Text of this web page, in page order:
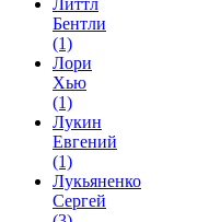
Литтл
Бентли
(1)
Лори
Хью
(1)
Лукин
Евгений
(1)
Лукьяненко
Сергей